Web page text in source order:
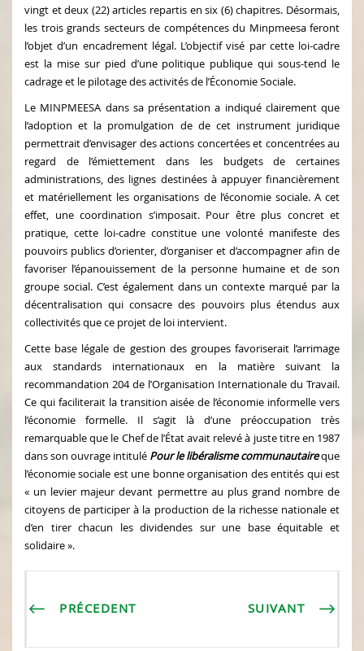
vingt et deux (22) articles repartis en six (6) chapitres. Désormais,
les trois grands secteurs de compétences du Minpmeesa feront
l’objet d’un encadrement légal. L’objectif visé par cette loi-cadre
est la mise sur pied d’une politique publique qui sous-tend le
cadrage et le pilotage des activités de l’Économie Sociale.
Le MINPMEESA dans sa présentation a indiqué clairement que
l’adoption et la promulgation de de cet instrument juridique
permettrait d’envisager des actions concertées et concentrées au
regard de l’émiettement dans les budgets de certaines
administrations, des lignes destinées à appuyer financièrement
et matériellement les organisations de l’économie sociale. A cet
effet, une coordination s’imposait. Pour être plus concret et
pratique, cette loi-cadre constitue une volonté manifeste des
pouvoirs publics d’orienter, d’organiser et d’accompagner afin de
favoriser l’épanouissement de la personne humaine et de son
groupe social. C’est également dans un contexte marqué par la
décentralisation qui consacre des pouvoirs plus étendus aux
collectivités que ce projet de loi intervient.
Cette base légale de gestion des groupes favoriserait l’arrimage
aux standards internationaux en la matière suivant la
recommandation 204 de l’Organisation Internationale du Travail.
Ce qui faciliterait la transition aisée de l’économie informelle vers
l’économie formelle. Il s’agit là d’une préoccupation très
remarquable que le Chef de l’État avait relevé à juste titre en 1987
dans son ouvrage intitulé Pour le libéralisme communautaireque
l’économie sociale est une bonne organisation des entités qui est
« un levier majeur devant permettre au plus grand nombre de
citoyens de participer à la production de la richesse nationale et
d’en tirer chacun les dividendes sur une base équitable et
solidaire ».
PRÉCEDENT SUIVANT